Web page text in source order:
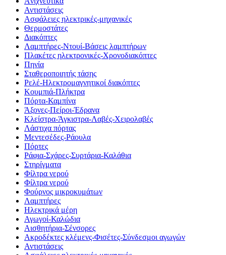
Αντιστάσεις
Ασφάλειες ηλεκτρικές-μηχανικές
Θερμοστάτες
Διακόπτες
Λαμπτήρες-Ντουί-Βάσεις λαμπτήρων
Πλακέτες ηλεκτρονικές-Χρονοδιακόπτες
Πηνία
Σταθεροποιητής τάσης
Ρελέ-Ηλεκτρομαγνητικοί διακόπτες
Κουμπιά-Πλήκτρα
Πόρτα-Καμπίνα
Άξονες-Πείροι-Έδρανα
Κλείστρα-Άγκιστρα-Λαβές-Χειρολαβές
Λάστιχα πόρτας
Μεντεσέδες-Ράουλα
Πόρτες
Ράφια-Σχάρες-Συρτάρια-Καλάθια
Στηρίγματα
Φίλτρα νερού
Φίλτρα νερού
Φούρνος μικροκυμάτων
Λαμπτήρες
Ηλεκτρικά μέρη
Αγωγοί-Καλώδια
Αισθητήρια-Σένσορες
Ακροδέκτες κλέμενς-Φισέτες-Σύνδεσμοι αγωγών
Αντιστάσεις